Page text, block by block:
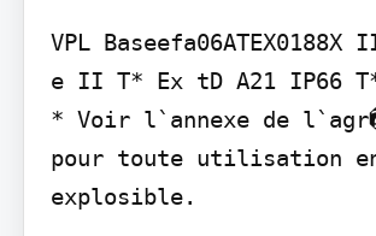
VPL Baseefa06ATEX0188X
e II T* Ex tD A21 IP66
* Voir l`annexe de
pour toute utilisation
explosible.